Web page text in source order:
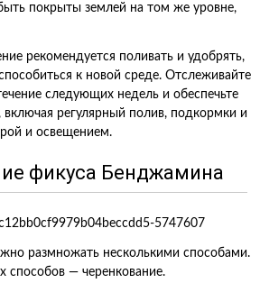
покрыты землей на том же уровне,
рекомендуется поливать и удобрять,
к новой среде. Отслеживайте
следующих недель и обеспечьте
регулярный полив, подкормки и
и освещением.
фикуса Бенджамина
размножать несколькими способами.
способов — черенкование.